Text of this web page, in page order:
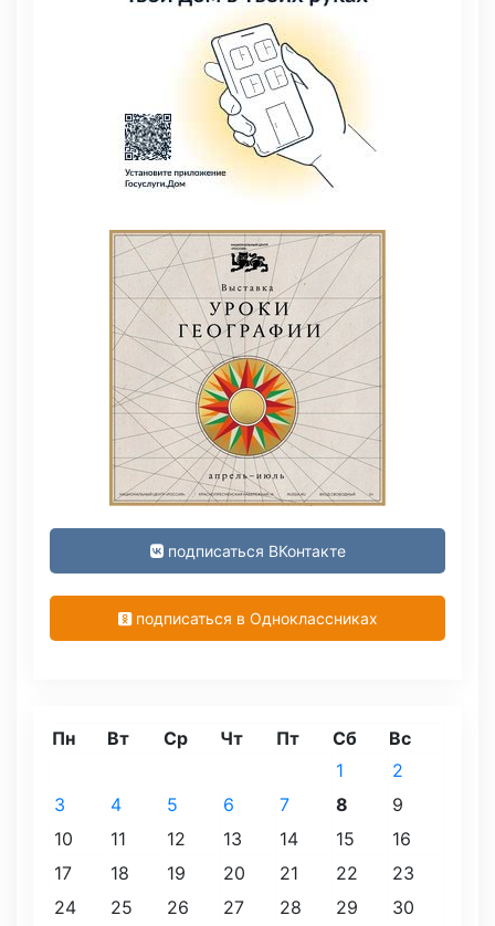
подписаться ВКонтакте
подписаться в Одноклассниках
Пн Вт Ср Чт Пт Сб Вс
1
2
3
4 5 6 7 8
9
10
11 12 13 14 15
16
17
18 19 20 21 22
23
24
25 26 27 28 29
30